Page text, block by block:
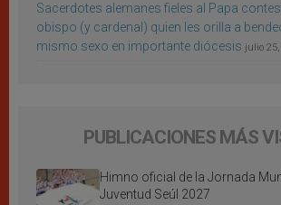
Sacerdotes alemanes fieles al Papa
obispo (y cardenal) quien les orilla a
mismo sexo en importante diócesis julio
PUBLICACIONES MÁS
Himno oficial de la Jornada
Juventud Seúl 2027